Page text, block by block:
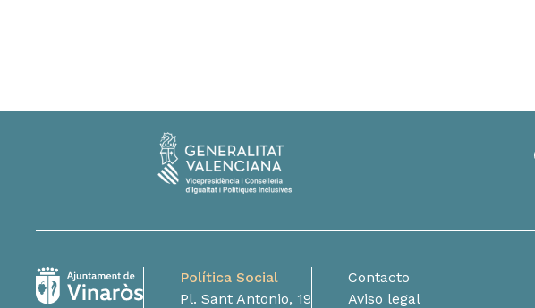
Política Social
Pl. Sant Antonio, 19
Contacto
Aviso legal